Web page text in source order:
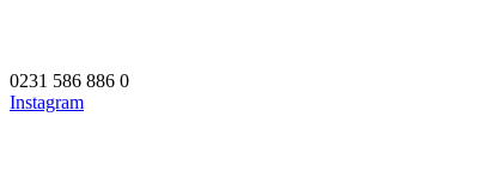
0231 586 886 0
Instagram